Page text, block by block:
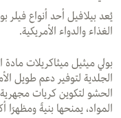
يُعد بيلافيل أحد أنواع فيلر
الغذاء والدواء الأمريكية.
بولي ميثيل ميثاكريلات
الجلدية لتوفير دعم طويل
الحشو لتكوين كريات
المواد، يمنحها بنيةً ومظهرًا